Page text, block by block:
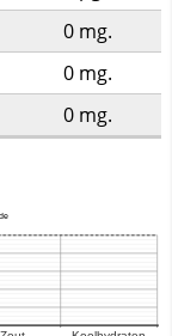
0 mg.
0 mg.
0 mg.